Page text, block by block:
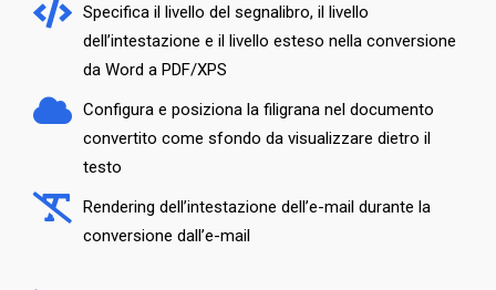
Specifica il livello del segnalibro, il livello
dell’intestazione e il livello esteso nella conversione
da Word a PDF/XPS
Configura e posiziona la filigrana nel documento
convertito come sfondo da visualizzare dietro il
testo
Rendering dell’intestazione dell’e-mail durante la
conversione dall’e-mail